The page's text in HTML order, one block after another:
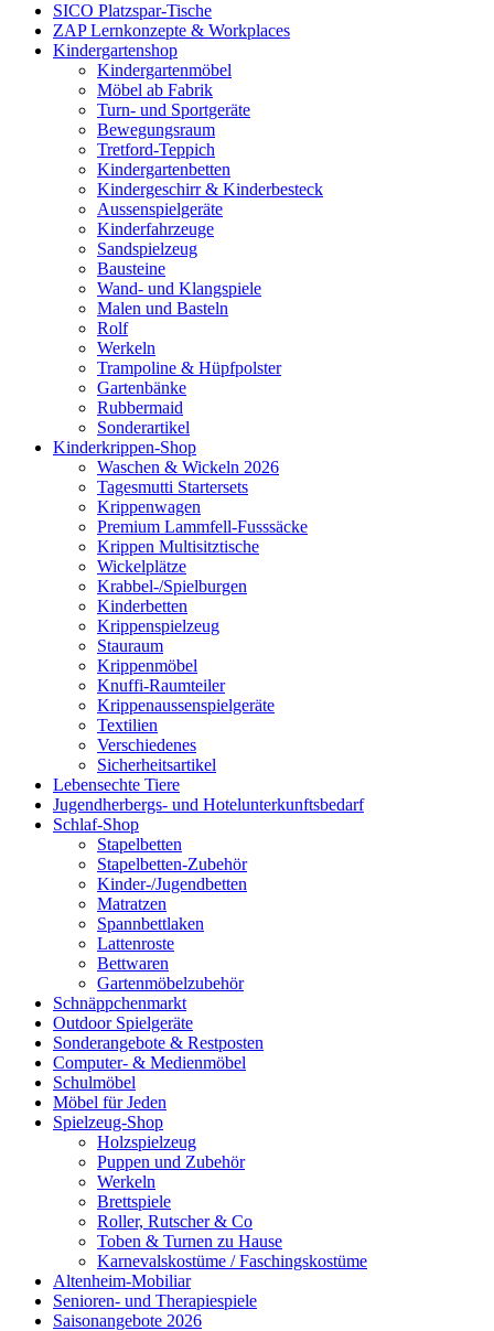
SICO Platzspar-Tische
ZAP Lernkonzepte & Workplaces
Kindergartenshop
Kindergartenmöbel
Möbel ab Fabrik
Turn- und Sportgeräte
Bewegungsraum
Tretford-Teppich
Kindergartenbetten
Kindergeschirr & Kinderbesteck
Aussenspielgeräte
Kinderfahrzeuge
Sandspielzeug
Bausteine
Wand- und Klangspiele
Malen und Basteln
Rolf
Werkeln
Trampoline & Hüpfpolster
Gartenbänke
Rubbermaid
Sonderartikel
Kinderkrippen-Shop
Waschen & Wickeln 2026
Tagesmutti Startersets
Krippenwagen
Premium Lammfell-Fusssäcke
Krippen Multisitztische
Wickelplätze
Krabbel-/Spielburgen
Kinderbetten
Krippenspielzeug
Stauraum
Krippenmöbel
Knuffi-Raumteiler
Krippenaussenspielgeräte
Textilien
Verschiedenes
Sicherheitsartikel
Lebensechte Tiere
Jugendherbergs- und Hotelunterkunftsbedarf
Schlaf-Shop
Stapelbetten
Stapelbetten-Zubehör
Kinder-/Jugendbetten
Matratzen
Spannbettlaken
Lattenroste
Bettwaren
Gartenmöbelzubehör
Schnäppchenmarkt
Outdoor Spielgeräte
Sonderangebote & Restposten
Computer- & Medienmöbel
Schulmöbel
Möbel für Jeden
Spielzeug-Shop
Holzspielzeug
Puppen und Zubehör
Werkeln
Brettspiele
Roller, Rutscher & Co
Toben & Turnen zu Hause
Karnevalskostüme / Faschingskostüme
Altenheim-Mobiliar
Senioren- und Therapiespiele
Saisonangebote 2026